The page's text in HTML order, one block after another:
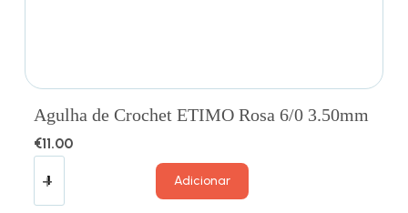
Agulha de Crochet ETIMO Rosa 6/0 3.50mm
€11.00
Adicionar